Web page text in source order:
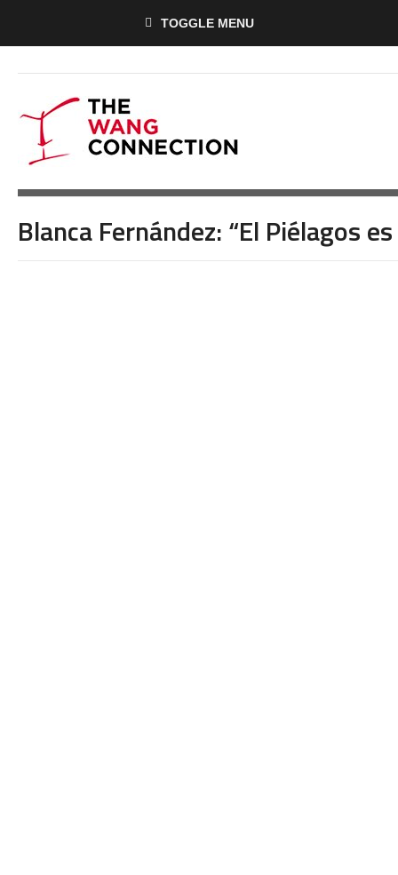
TOGGLE MENU
Blanca Fernández: “El Piélagos